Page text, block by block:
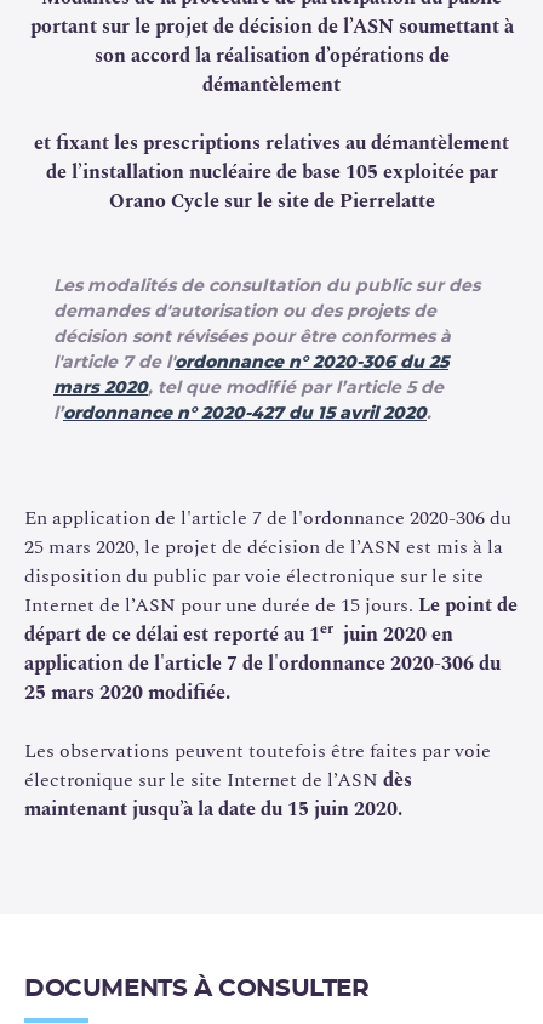
démantèlement de la cheminée « usine », les opérations
d’assainissement final des bâtiments et des aires
d’entreposages et les opérations d’assainssement final
aires 61 et 79, et présente également des dispositions
relatives à la maîtrise des risques liés à lacriticité, à la
maîtrise de laradioprotectiondes travailleurs, à la
portant sur le projet de décision de l’ASN soumettant à
son accord la réalisation d’opérations de
démantèlement
et fixant les prescriptions relatives au démantèlement
de l’installation nucléaire de base 105 exploitée par
Orano Cycle sur le site de Pierrelatte
Les modalités de consultation du public sur des
demandes d'autorisation ou des projets de
décision sont révisées pour être conformes à
l'article 7 de l'ordonnance n° 2020-306 du 25
mars 2020, tel que modifié par l’article 5 de
l’ordonnance n° 2020-427 du 15 avril 2020.
En application de l'article 7 de l'ordonnance 2020-306 du
25 mars 2020, le projet de décision de l’ASN est mis à la
disposition du public par voie électronique sur le site
Internet de l’ASN pour une durée de 15 jours. Le point de
départ de ce délai est reporté au 1er juin 2020 en
application de l'article 7 de l'ordonnance 2020-306 du
25 mars 2020 modifiée.
Les observations peuvent toutefois être faites par voie
électronique sur le site Internet de l’ASN dès
maintenant jusqu’à la date du 15 juin 2020.
DOCUMENTS À CONSULTER